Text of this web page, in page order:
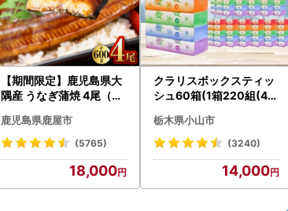
【期間限定】鹿児島県大
隅産 うなぎ蒲焼 4尾（60
cp18 うなぎ 鰻 魚 惣菜 総
菜
鹿児島県鹿屋市
(5765)
18,000
クラリスボックスティッ
シュ60箱(1箱220組(44
ト)【配送不可地域：離島
・沖縄県】【1256759】
栃木県小山市
(3240)
14,000